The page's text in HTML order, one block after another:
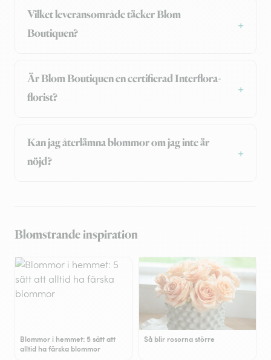
Vilket leveransområde täcker Blom
Boutiquen?
Är Blom Boutiquen en certifierad Interflora-
florist?
Kan jag återlämna blommor om jag inte är
nöjd?
Blomstrande inspiration
Blommor i hemmet: 5 sätt att
alltid ha färska blommor
Så blir rosorna större